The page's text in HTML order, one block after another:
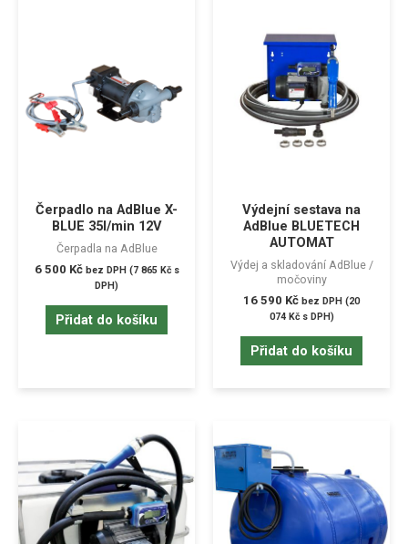
Čerpadlo na AdBlue X-
BLUE 35l/min 12V
Čerpadla na AdBlue
6 500 Kč bez DPH (7 865 Kčs
DPH)
Přidat do košíku
Výdejní sestava na
AdBlue BLUETECH
AUTOMAT
Výdej a skladování AdBlue /
močoviny
16 590 Kč bez DPH (20
074 Kčs DPH)
Přidat do košíku